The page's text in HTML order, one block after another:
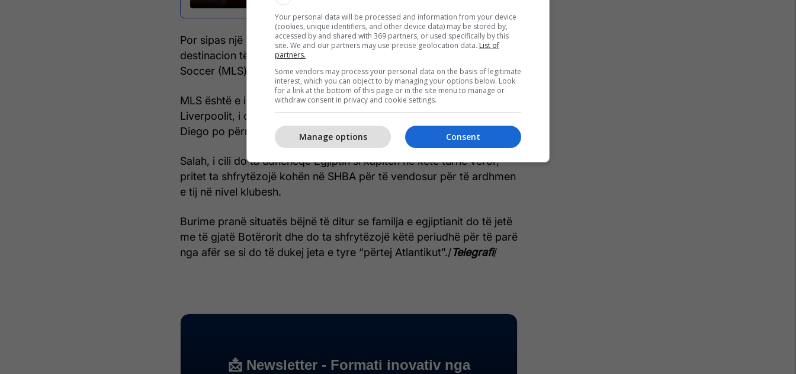
Por sipas një raportimi të TEAMtalk, Salah do të shqyrtojë një
destinacion të ri gjatë Botërorit të kësaj vere — Major League
Soccer (MLS) në Shtetet e Bashkuara.
MLS është e interesuar ta sjellë në kampionatin e saj anësorin e
Liverpoolit, i cili u rendit i katërti në “Topin e Artë” 2025, ndërsa San
Diego po përmendet si destinacioni më i mundshëm.
Salah, i cili do ta udhëheqë Egjiptin si kapiten në këtë turne veror,
pritet ta shfrytëzojë kohën në SHBA për të vendosur për të ardhmen
e tij në nivel klubesh.
Burime pranë situatës bëjnë të ditur se familja e egjiptianit do të jetë
me të gjatë Botërorit dhe do ta shfrytëzojë këtë periudhë për të parë
nga afër se si do të dukej jeta e tyre “përtej Atlantikut”./Telegrafi/
Your personal data will be processed and information from your device
(cookies, unique identifiers, and other device data) may be stored by,
accessed by and shared with 369 partners, or used specifically by this
site. We and our partners may use precise geolocation data. List of
partners.
Some vendors may process your personal data on the basis of legitimate
interest, which you can object to by managing your options below. Look
for a link at the bottom of this page or in the site menu to manage or
withdraw consent in privacy and cookie settings.
Consent
Manage options